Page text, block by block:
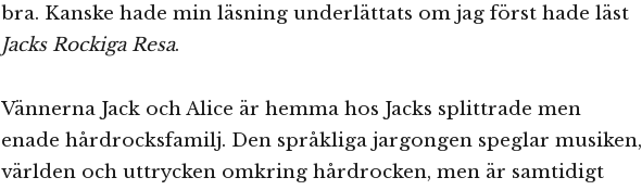
bra. Kanske hade min läsning underlättats om jag först hade läst
Jacks Rockiga Resa.
Vännerna Jack och Alice är hemma hos Jacks splittrade men
enade hårdrocksfamilj. Den språkliga jargongen speglar musiken,
världen och uttrycken omkring hårdrocken, men är samtidigt